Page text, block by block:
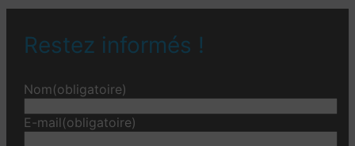
Restez informés !
Nom(obligatoire)
E-mail(obligatoire)